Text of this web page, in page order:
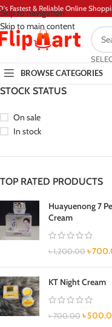
Skip to navigation
Skip to main content
Fastest & Reliable Online
BROWSE CATEGORIES
STOCK STATUS
On sale
In stock
TOP RATED PRODUCTS
Huayuenong 7
Cream
৳1,200.00 ৳
KT Night Cream
৳700.00 ৳